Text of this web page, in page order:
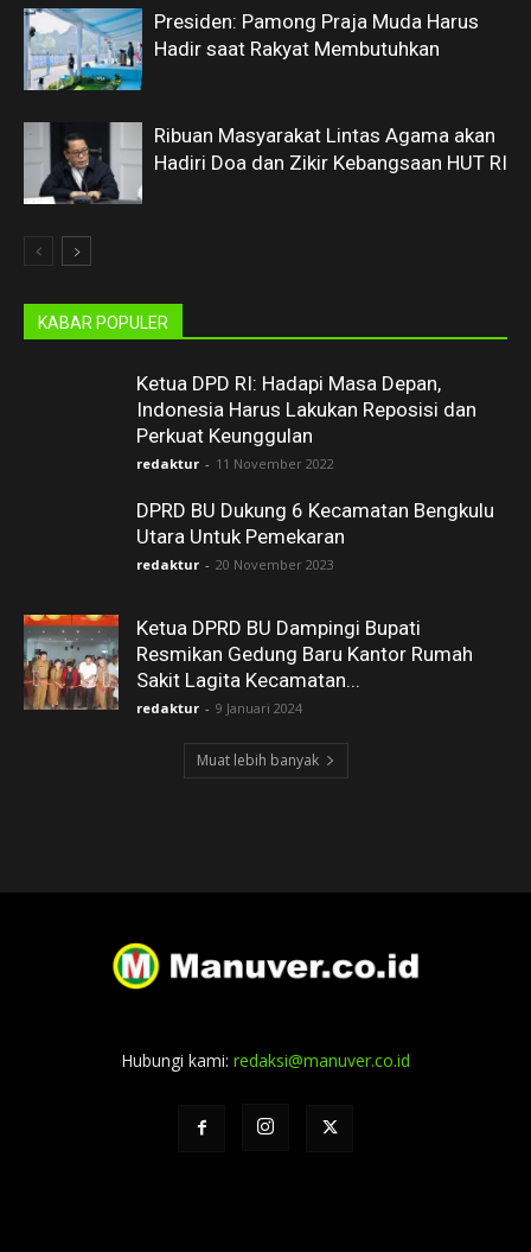
Presiden: Pamong Praja Muda Harus
Hadir saat Rakyat Membutuhkan
Ribuan Masyarakat Lintas Agama akan
Hadiri Doa dan Zikir Kebangsaan HUT RI
KABAR POPULER
Ketua DPD RI: Hadapi Masa Depan,
Indonesia Harus Lakukan Reposisi dan
Perkuat Keunggulan
redaktur - 11 November 2022
DPRD BU Dukung 6 Kecamatan Bengkulu
Utara Untuk Pemekaran
redaktur - 20 November 2023
Ketua DPRD BU Dampingi Bupati
Resmikan Gedung Baru Kantor Rumah
Sakit Lagita Kecamatan...
redaktur - 9 Januari 2024
Muat lebih banyak
Hubungi kami: redaksi@manuver.co.id